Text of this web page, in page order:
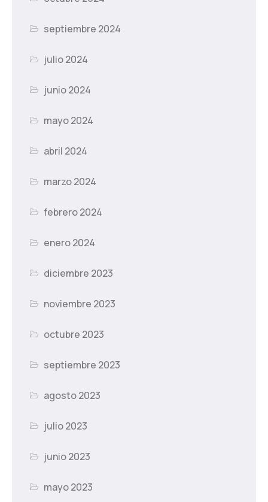
septiembre 2024
julio 2024
junio 2024
mayo 2024
abril 2024
marzo 2024
febrero 2024
enero 2024
diciembre 2023
noviembre 2023
octubre 2023
septiembre 2023
agosto 2023
julio 2023
junio 2023
mayo 2023